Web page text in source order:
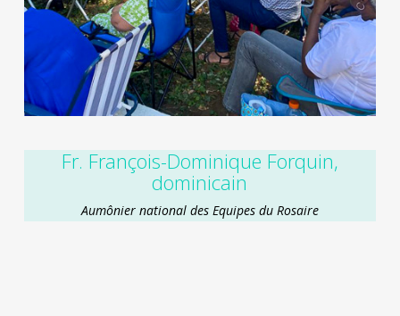
Fr. François-Dominique Forquin,
dominicain
Aumônier national des Equipes du Rosaire